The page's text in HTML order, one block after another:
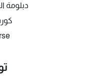
دبلومة